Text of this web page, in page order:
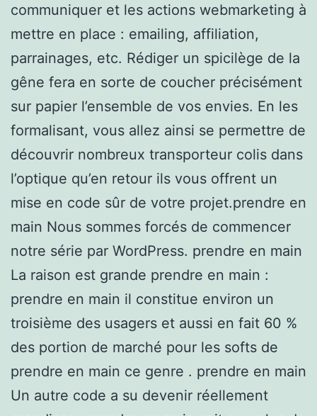
communiquer et les actions webmarketing à
mettre en place : emailing, affiliation,
parrainages, etc. Rédiger un spicilège de la
gêne fera en sorte de coucher précisément
sur papier l’ensemble de vos envies. En les
formalisant, vous allez ainsi se permettre de
découvrir nombreux transporteur colis dans
l’optique qu’en retour ils vous offrent un
mise en code sûr de votre projet.prendre en
main Nous sommes forcés de commencer
notre série par WordPress. prendre en main
La raison est grande prendre en main :
prendre en main il constitue environ un
troisième des usagers et aussi en fait 60 %
des portion de marché pour les softs de
prendre en main ce genre . prendre en main
Un autre code a su devenir réellement